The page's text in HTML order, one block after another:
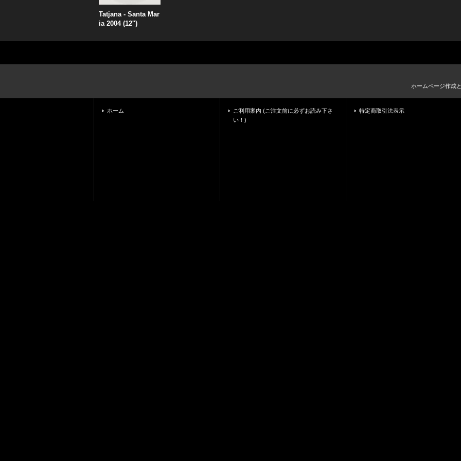
Tatjana - Santa Mar
ia 2004 (12'')
ホームページ作成
ホーム
ご利用案内 (ご注文前に必ずお読み下さ
い！)
特定商取引法表示